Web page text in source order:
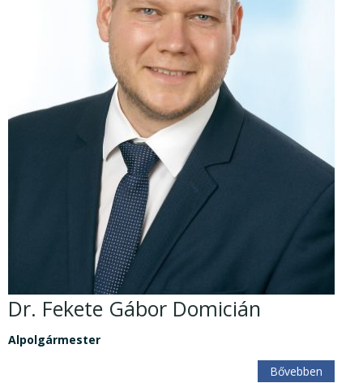
Dr. Fekete Gábor Domicián
Alpolgármester
Bővebben